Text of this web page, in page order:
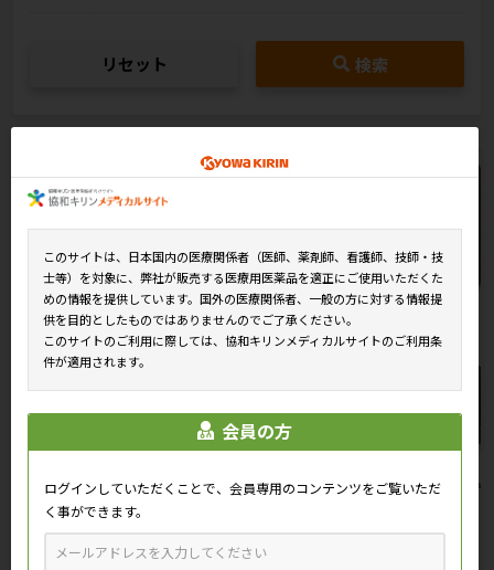
リセット 検索
おすすめ情報
このサイトは、日本国内の医療関係者（医師、薬剤師、看護師、技師・技
士等）を対象に、弊社が販売する医療用医薬品を適正にご使用いただくた
めの情報を提供しています。国外の医療関係者、一般の方に対する情報提
供を目的としたものではありませんのでご了承ください。
このサイトのご利用に際しては、協和キリンメディカルサイトのご利用条
件が適用されます。
会員の方
ログインしていただくことで、会員専用のコンテンツをご覧いただ
く事ができます。